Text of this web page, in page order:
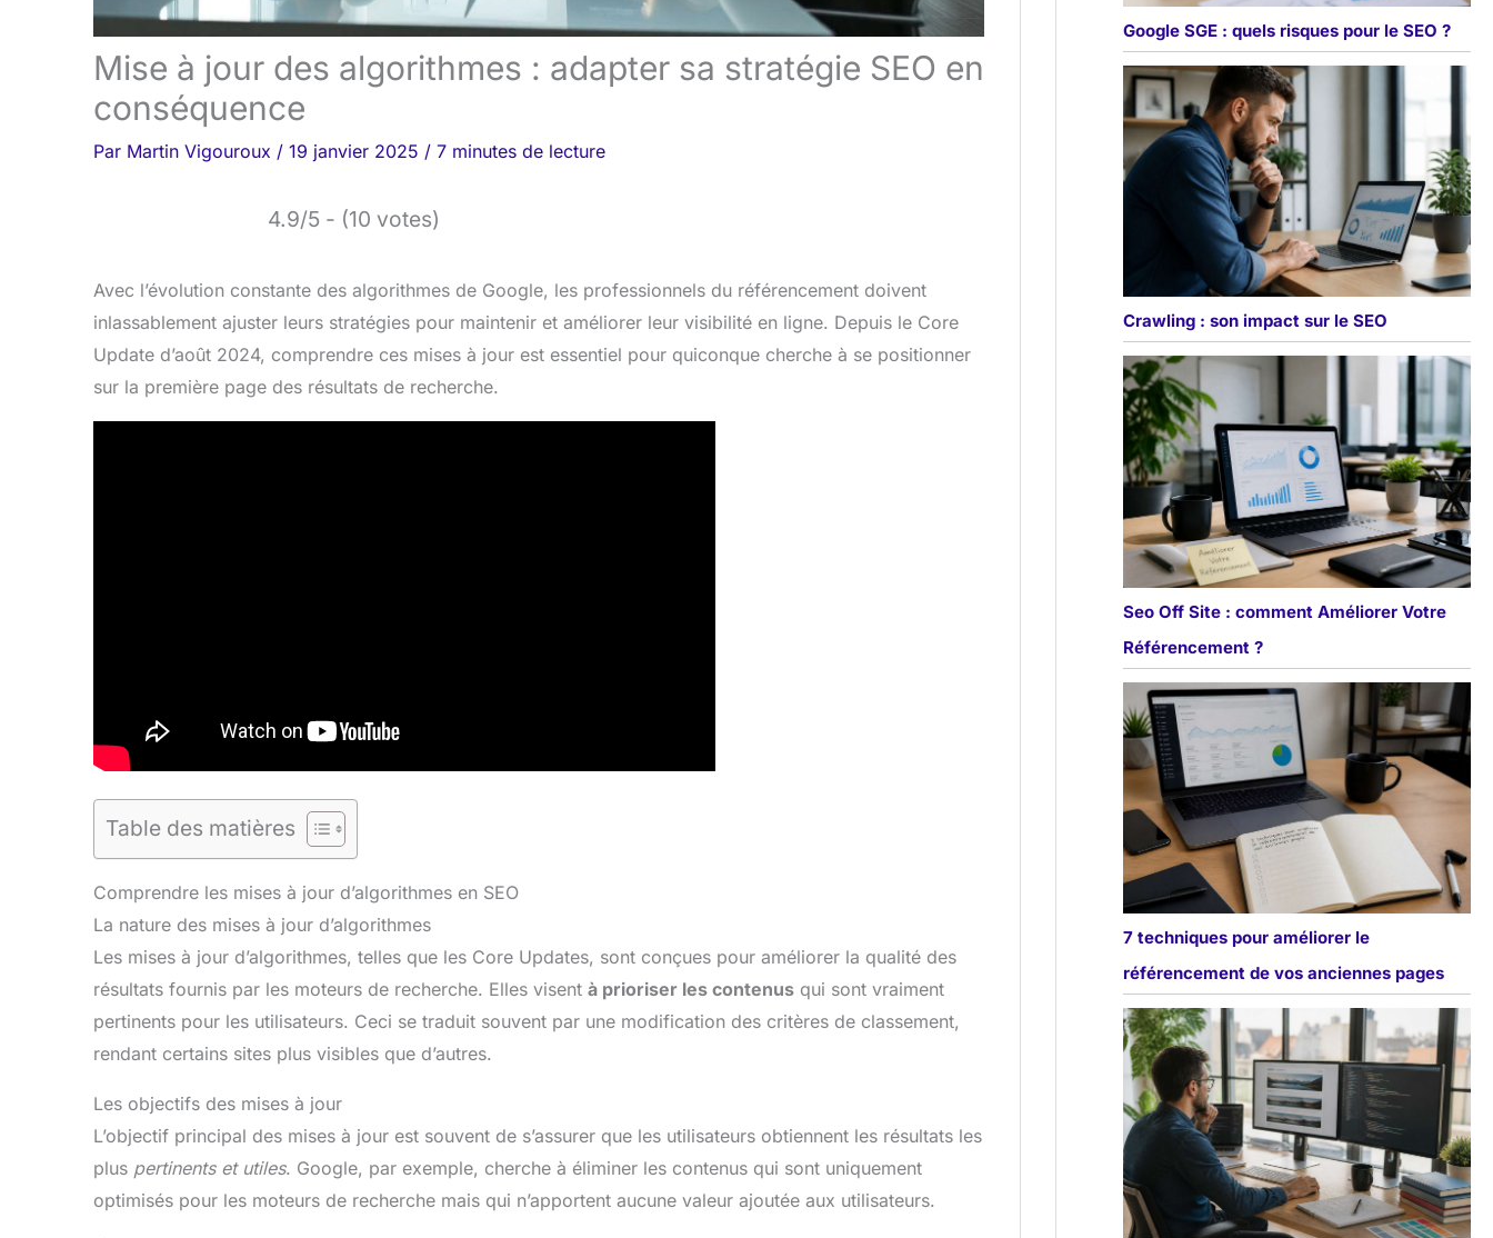
Mise à jour des algorithmes : adapter sa stratégie SEO en
conséquence
Par Martin Vigouroux / 19 janvier 2025 / 7 minutes de lecture
4.9/5 - (10 votes)
Avec l’évolution constante des algorithmes de Google, les professionnels du référencement doivent
inlassablement ajuster leurs stratégies pour maintenir et améliorer leur visibilité en ligne. Depuis le Core
Update d’août 2024, comprendre ces mises à jour est essentiel pour quiconque cherche à se positionner
sur la première page des résultats de recherche.
Table des matières
Comprendre les mises à jour d’algorithmes en SEO
La nature des mises à jour d’algorithmes
Les mises à jour d’algorithmes, telles que les Core Updates, sont conçues pour améliorer la qualité des
résultats fournis par les moteurs de recherche. Elles visent à prioriser les contenus qui sont vraiment
pertinents pour les utilisateurs. Ceci se traduit souvent par une modification des critères de classement,
rendant certains sites plus visibles que d’autres.
Les objectifs des mises à jour
L’objectif principal des mises à jour est souvent de s’assurer que les utilisateurs obtiennent les résultats les
plus pertinents et utiles. Google, par exemple, cherche à éliminer les contenus qui sont uniquement
optimisés pour les moteurs de recherche mais qui n’apportent aucune valeur ajoutée aux utilisateurs.
Google SGE : quels risques pour le SEO ?
Crawling : son impact sur le SEO
Seo Off Site : comment Améliorer Votre
Référencement ?
7 techniques pour améliorer le
référencement de vos anciennes pages